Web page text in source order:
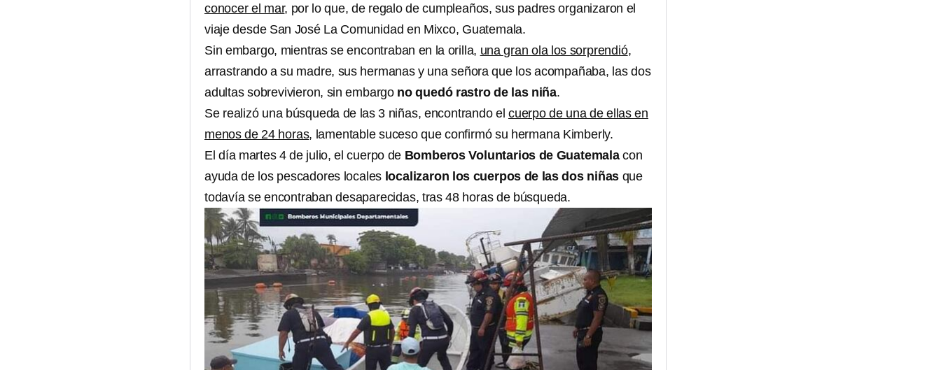
conocer el mar, por lo que, de regalo de cumpleaños, sus padres organizaron el
viaje desde San José La Comunidad en Mixco, Guatemala.
Sin embargo, mientras se encontraban en la orilla, una gran ola los sorprendió,
arrastrando a su madre, sus hermanas y una señora que los acompañaba, las dos
adultas sobrevivieron, sin embargo no quedó rastro de las niña.
Se realizó una búsqueda de las 3 niñas, encontrando el cuerpo de una de ellas en
menos de 24 horas, lamentable suceso que confirmó su hermana Kimberly.
El día martes 4 de julio, el cuerpo de Bomberos Voluntarios de Guatemalacon
ayuda de los pescadores locales localizaron los cuerpos de las dos niñas que
todavía se encontraban desaparecidas, tras 48 horas de búsqueda.